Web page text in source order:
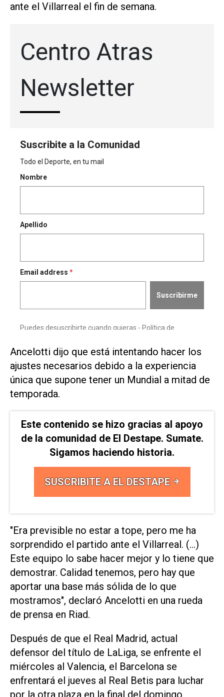
ante el Villarreal el fin de semana.
Ancelotti dijo que está intentando hacer los
ajustes necesarios debido a la experiencia
única que supone tener un Mundial a mitad de
temporada.
Este contenido se hizo gracias al apoyo
de la comunidad de El Destape. Sumate.
Sigamos haciendo historia.
SUSCRIBITE A EL DESTAPE
"Era previsible no estar a tope, pero me ha
sorprendido el partido ante el Villarreal. (...)
Este equipo lo sabe hacer mejor y lo tiene que
demostrar. Calidad tenemos, pero hay que
aportar una base más sólida de lo que
mostramos", declaró Ancelotti en una rueda
de prensa en Riad.
Después de que el Real Madrid, actual
defensor del título de LaLiga, se enfrente el
miércoles al Valencia, el Barcelona se
enfrentará el jueves al Real Betis para luchar